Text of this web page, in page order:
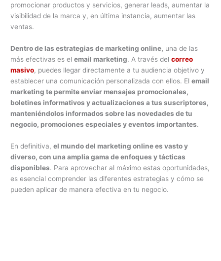
promocionar productos y servicios, generar leads, aumentar la
visibilidad de la marca y, en última instancia, aumentar las
ventas.
Dentro de las estrategias de marketing online, una de las
más efectivas es elemail marketing. A través delcorreo
masivo, puedes llegar directamente a tu audiencia objetivo y
establecer una comunicación personalizada con ellos. Elemail
marketing te permite enviar mensajes promocionales,
boletines informativos y actualizaciones a tus suscriptores,
manteniéndolos informados sobre las novedades de tu
negocio, promociones especiales y eventos importantes.
En definitiva,el mundo del marketing online es vasto y
diverso, con una amplia gama de enfoques y tácticas
disponibles. Para aprovechar al máximo estas oportunidades,
es esencial comprender las diferentes estrategias y cómo se
pueden aplicar de manera efectiva en tu negocio.